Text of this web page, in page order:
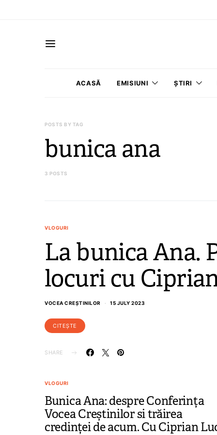
ACASĂ EMISIUNI ȘTIRI
POSTS BY TAG
bunica ana
3 POSTS
VLOGURI
La bunica Ana.
locuri cu
VOCEA CREȘTINILOR 15 JULY 2023
CITEȘTE
SHARE
VLOGURI
Bunica Ana: despre Conferința
Vocea Creștinilor si trăirea
credinței de acum. Cu Ciprian